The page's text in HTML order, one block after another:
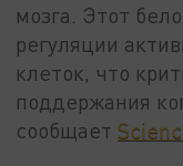
мозга. Этот
регуляции
клеток, что
поддержания
сообщает